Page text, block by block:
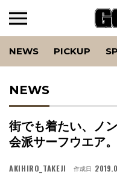
NEWS PICKUP
NEWS
街でも着たい、ノ
会派サーフウエア。
AKIHIRO_TAKEJI 作成日